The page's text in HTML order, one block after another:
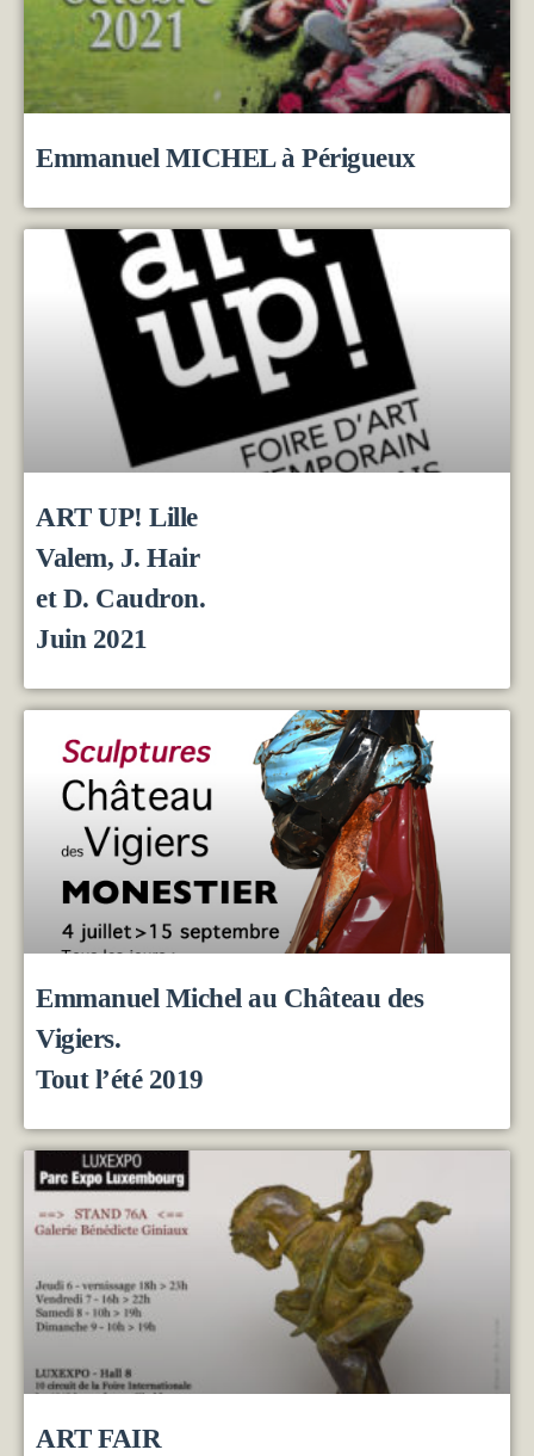
Emmanuel MICHEL à Périgueux
ART UP! Lille
Valem, J. Hair
et D. Caudron.
Juin 2021
Emmanuel Michel au Château des
Vigiers.
Tout l’été 2019
ART FAIR